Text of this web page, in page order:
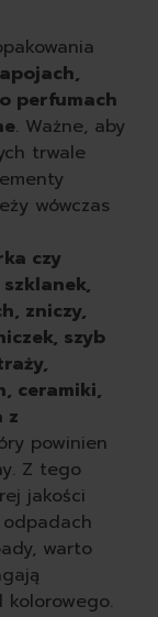
perfumach
. Ważne, aby
trwale
wówczas
czy
zniczy,
szyb
ceramiki,
z
powinien
Z tego
jakości
warto
kolorowego.